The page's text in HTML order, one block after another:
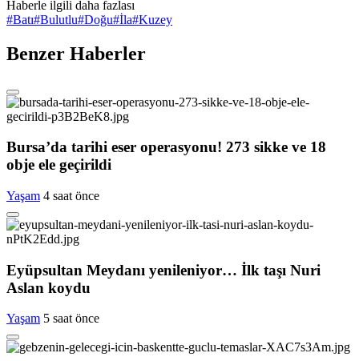
Haberle ilgili daha fazlası
#Batı#Bulutlu#Doğu#İla#Kuzey
Benzer Haberler
Bursa’da tarihi eser operasyonu! 273 sikke ve 18
obje ele geçirildi
Yaşam 4 saat önce
Eyüpsultan Meydanı yenileniyor… İlk taşı Nuri
Aslan koydu
Yaşam 5 saat önce